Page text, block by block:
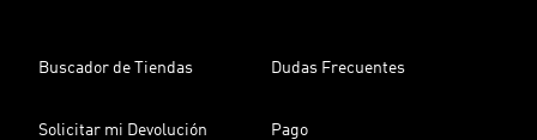
Buscador de Tiendas Dudas Frecuentes
Solicitar mi Devolución Pago